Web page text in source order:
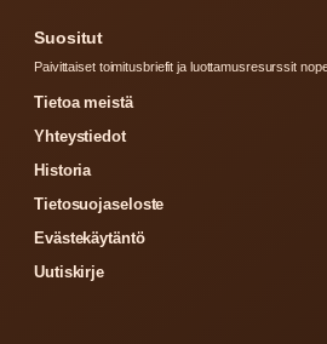
Suositut
Paivittaiset toimitusbriefit ja luottamusresurssit
Tietoa meistä
Yhteystiedot
Historia
Tietosuojaseloste
Evästekäytäntö
Uutiskirje